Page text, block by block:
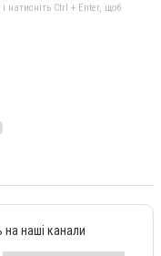
натисніть Ctrl + Enter, щоб
на наші канали